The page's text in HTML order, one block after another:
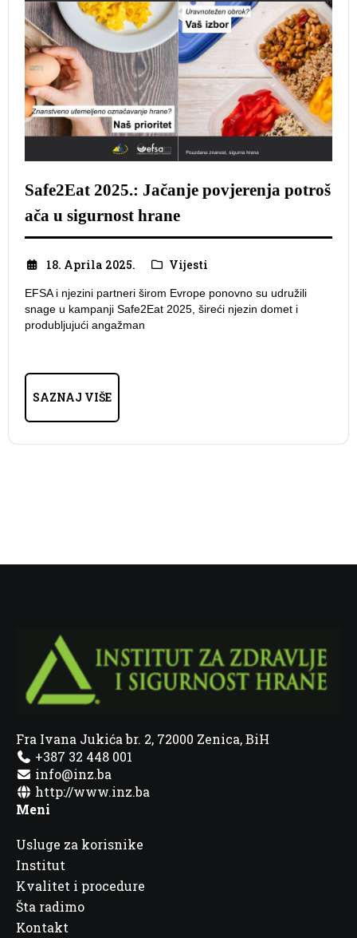
Safe2Eat 2025.: Jačanje povjerenja potroš
ača u sigurnost hrane
18. Aprila 2025. Vijesti
EFSA i njezini partneri širom Evrope ponovno su udružili
snage u kampanji Safe2Eat 2025, šireći njezin domet i
produbljujući angažman
SAZNAJ VIŠE
Fra Ivana Jukića br. 2, 72000 Zenica, BiH
+387 32 448 001
info@inz.ba
http://www.inz.ba
Meni
Usluge za korisnike
Institut
Kvalitet i procedure
Šta radimo
Kontakt